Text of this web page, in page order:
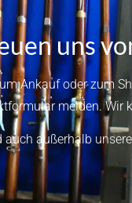
uns
Ankauf oder zum
melden.Wir
auch außerhalb